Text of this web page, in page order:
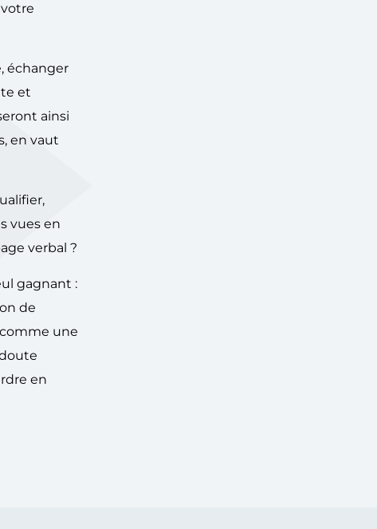
échanger
et
ainsi
en vaut
vues en
verbal ?
gagnant :
de
une
en